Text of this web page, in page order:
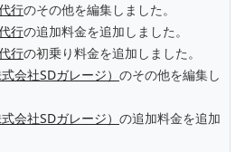
行のその他を編集しました。
行の追加料金を追加しました。
行の初乗り料金を追加しました。
会社SDガレージ） のその他を編集し
会社SDガレージ） の追加料金を追加